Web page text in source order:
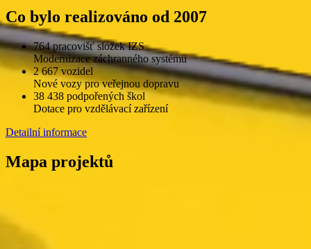
Co bylo realizováno od 2007
764 pracovišť složek IZS
Modernizace záchranného systému
2 667 vozidel
Nové vozy pro veřejnou dopravu
38 438 podpořených škol
Dotace pro vzdělávací zařízení
Detailní informace
Mapa projektů